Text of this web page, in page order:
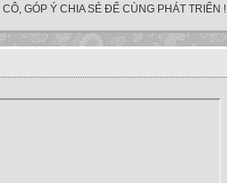
GÓP Ý CHIA SẺ ĐỂ CÙNG PHÁT TRIỂN !